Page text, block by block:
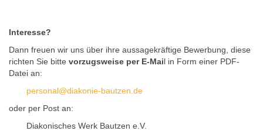
Interesse?
Dann freuen wir uns über ihre aussagekräftige Bewerbung, diese
richten Sie bitte vorzugsweise per E-Mail in Form einer PDF-
Datei an:
personal@diakonie-bautzen.de
oder per Post an:
Diakonisches Werk Bautzen e.V.